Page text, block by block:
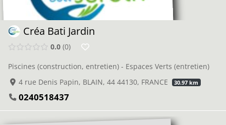
Créa Bati Jardin
0.0 0
Piscines (construction, entretien) - Espaces Verts (entretien)
4 rue Denis Papin, BLAIN, 44 44130, FRANCE
30.97 km
0240518437